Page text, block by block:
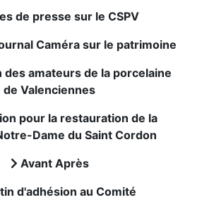
de presse sur le CSPV
Caméra sur le patrimoine
des amateurs de la porcelaine
de Valenciennes
pour la restauration de la
Dame du Saint Cordon
Avant Après
d'adhésion au Comité